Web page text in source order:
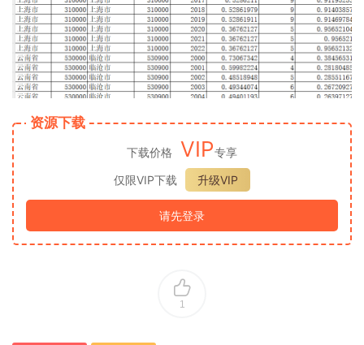
资源下载
下载价格 VIP专享
仅限VIP下载
升级VIP
请先登录
1